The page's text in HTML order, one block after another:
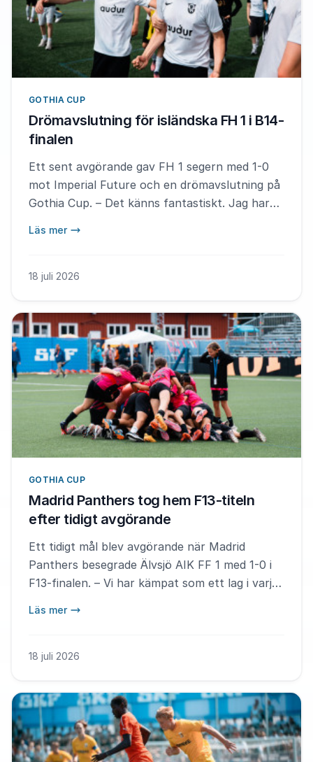
GOTHIA CUP
Drömavslutning för isländska FH 1 i B14-
finalen
Ett sent avgörande gav FH 1 segern med 1-0
mot Imperial Future och en drömavslutning på
Gothia Cup. – Det känns fantastiskt. Jag har
Läs mer
18 juli 2026
GOTHIA CUP
Madrid Panthers tog hem F13-titeln
efter tidigt avgörande
Ett tidigt mål blev avgörande när Madrid
Panthers besegrade Älvsjö AIK FF 1 med 1-0 i
F13-finalen. – Vi har kämpat som ett lag i varje
Läs mer
18 juli 2026